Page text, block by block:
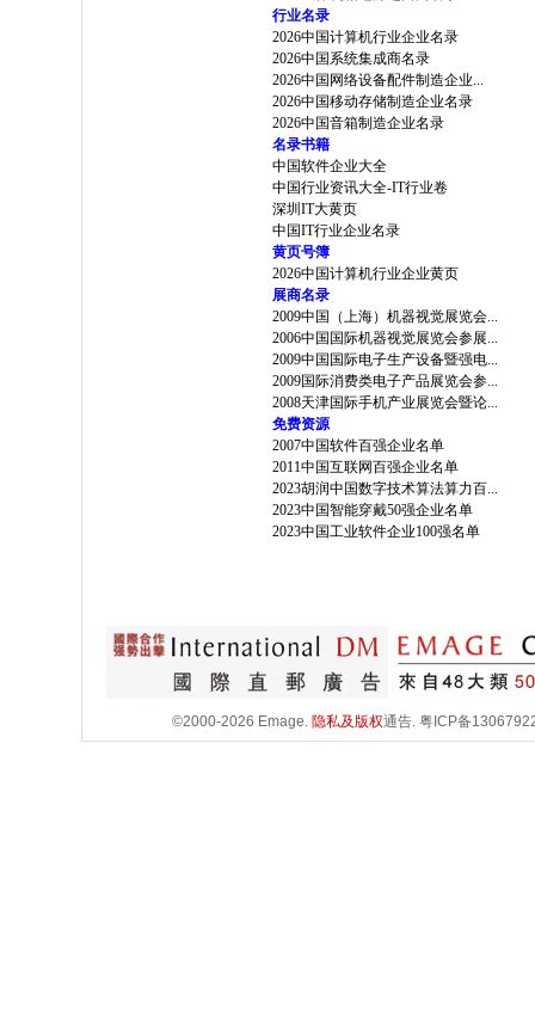
行业名录
2026中国计算机行业企业名录
2026中国系统集成商名录
2026中国网络设备配件制造企业...
2026中国移动存储制造企业名录
2026中国音箱制造企业名录
名录书籍
中国软件企业大全
中国行业资讯大全-IT行业卷
深圳IT大黄页
中国IT行业企业名录
黄页号簿
2026中国计算机行业企业黄页
展商名录
2009中国（上海）机器视觉展览会...
2006中国国际机器视觉展览会参展...
2009中国国际电子生产设备暨强电...
2009国际消费类电子产品展览会参...
2008天津国际手机产业展览会暨论...
免费资源
2007中国软件百强企业名单
2011中国互联网百强企业名单
2023胡润中国数字技术算法算力百...
2023中国智能穿戴50强企业名单
2023中国工业软件企业100强名单
©2000-2026 Emage. 隐私及版权通告. 粤ICP备